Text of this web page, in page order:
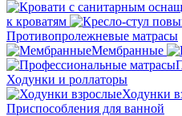
к кроватям
Противопролежневые матрасы
Мембранные
Ходунки и роллаторы
Ходунки
Приспособления для ванной